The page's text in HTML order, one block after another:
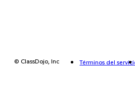
© ClassDojo, Inc Términos del